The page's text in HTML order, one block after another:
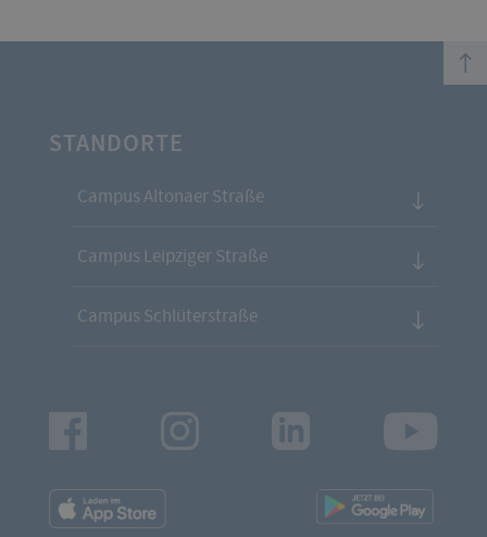
top
STANDORTE
Campus Altonaer Straße
Campus Leipziger Straße
Campus Schlüterstraße
Instagram LinkedIn